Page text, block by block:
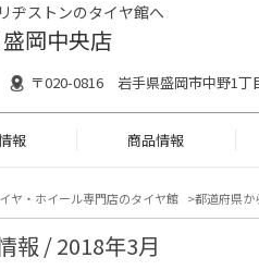
ヂストンのタイヤ館へ
岡中央店
〒020-0816 岩手県盛岡市中野1丁
報 商品情報
ヤ・ホイール専門店のタイヤ館 都道府県か
報 / 2018年3月